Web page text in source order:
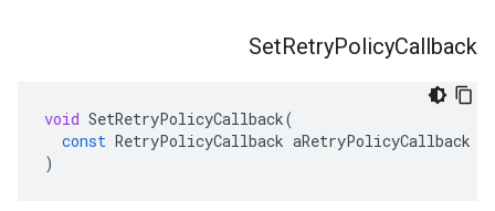
SetRetryPolicyCallback
void SetRetryPolicyCallback(
const RetryPolicyCallback aRetryPolicyCallback
)